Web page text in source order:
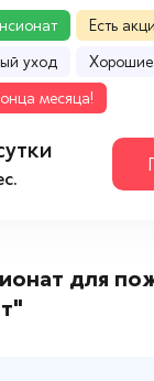
Есть
уход
Хорошие
месяца!
для